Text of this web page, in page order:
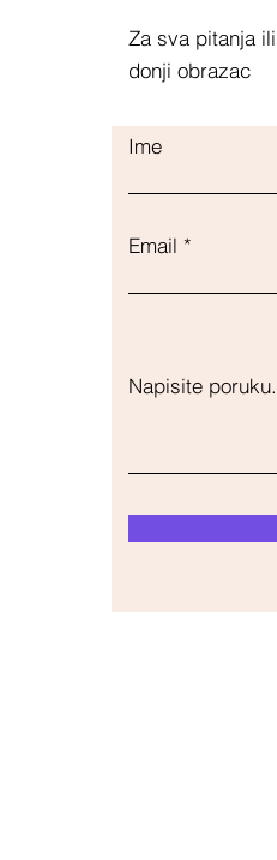
Za sva pitanja
donji obrazac
Ime
Email
Napisite